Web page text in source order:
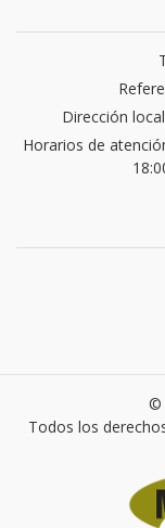
Dirección
Horarios de
©
Todos los